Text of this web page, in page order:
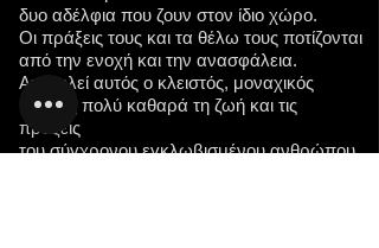
δυο αδέλφια που ζουν στον ίδιο χώρο.
Οι πράξεις τους και τα θέλω τους ποτίζονται
από την ενοχή και την ανασφάλεια.
Αποτελεί αυτός ο κλειστός, μοναχικός
κόσμος πολύ καθαρά τη ζωή και τις
πράξεις
του σύγχρονου εγκλωβισμένου ανθρώπου,